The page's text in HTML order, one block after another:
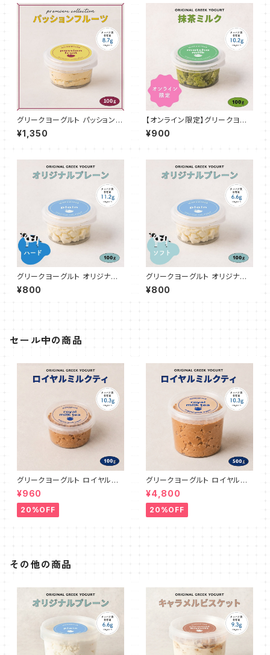
グリークヨーグルト パッションフ
ルーツ 100g
¥1,350
【オンライン限定】グリークヨー
グルト 抹茶ミルク 100g
¥900
グリークヨーグルト オリジナル
プレーン（ハード70%） 100g
¥800
グリークヨーグルト オリジナル
プレーン（ソフト 50%） 100g
¥800
セール中の商品
グリークヨーグルト ロイヤルミ
ルクティ 100g
¥960
20%OFF
グリークヨーグルト ロイヤルミ
ルクティ 500g
¥4,800
20%OFF
その他の商品